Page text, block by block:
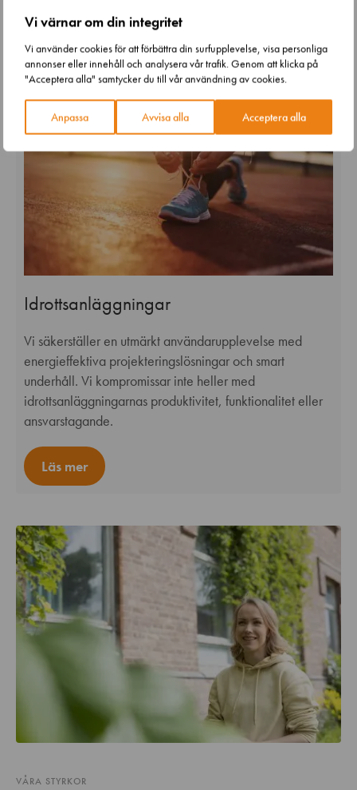
Vi värnar om din integritet
Vi använder cookies för att förbättra din surfupplevelse, visa personliga
annonser eller innehåll och analysera vår trafik. Genom att klicka på
"Acceptera alla" samtycker du till vår användning av cookies.
Anpassa Avvisa alla Acceptera alla
Läs mer
Idrottsanläggningar
Vi säkerställer en utmärkt användarupplevelse med
energieffektiva projekteringslösningar och smart
underhåll. Vi kompromissar inte heller med
idrottsanläggningarnas produktivitet, funktionalitet eller
ansvarstagande.
Läs mer
VÅRA STYRKOR